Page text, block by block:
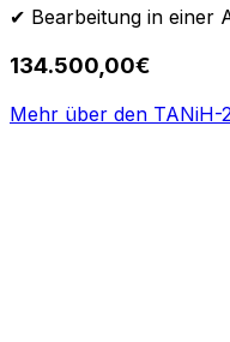
✔ Bearbeitung in einer
134.500,00€
Mehr über den TANiH-